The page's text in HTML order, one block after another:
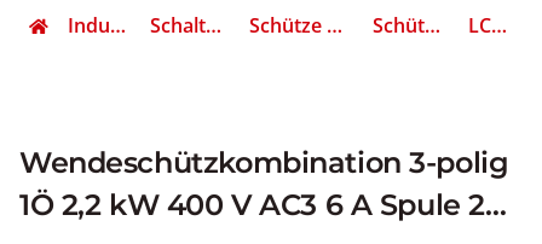
Industrietechnik Schalten & Schützen Schütze und Motorschutz Schützkombination LC2K0601B7
Wendeschützkombination 3-polig
1Ö 2,2 kW 400 V AC3 6 A Spule 24